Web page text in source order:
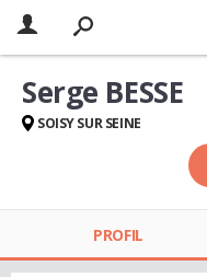
Serge BESSE
SOISY SUR SEINE
PROFIL